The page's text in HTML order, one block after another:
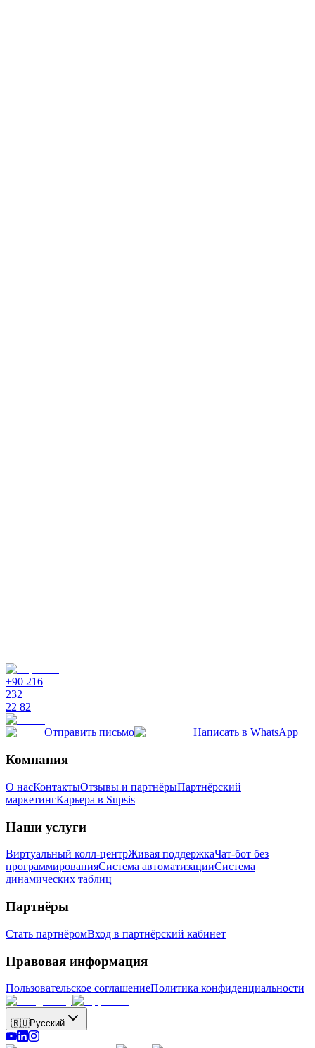
+90 216
232
22 82
Отправить письмо Написать в WhatsApp
Компания
О насКонтактыОтзывы и партнёрыПартнёрский
маркетингКарьера в Supsis
Наши услуги
Виртуальный колл-центрЖивая поддержкаЧат-бот без
программированияСистема автоматизацииСистема
динамических таблиц
Партнёры
Стать партнёромВход в партнёрский кабинет
Правовая информация
Пользовательское соглашениеПолитика конфиденциальности
🇷🇺Русский